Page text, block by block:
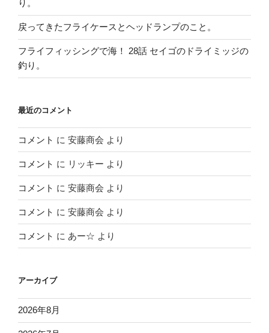
り。
戻ってきたフライケースとヘッドランプのこと。
フライフィッシングで海！ 28話 セイゴのドライミッジの
釣り。
最近のコメント
コメント に 安藤商会 より
コメント に リッキー より
コメント に 安藤商会 より
コメント に 安藤商会 より
コメント に あー☆ より
アーカイブ
2026年8月